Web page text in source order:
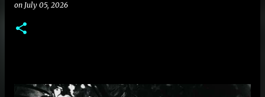
on July 05, 2026